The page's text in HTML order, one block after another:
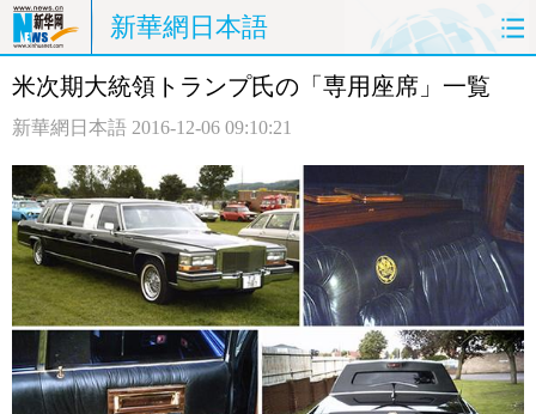
新華網日本語
ホームページ 政治 経済
観光 評論 写真
中日対訳
米次期大統領トランプ氏の「専用座席」一覧
新華網日本語 2016-12-06 09:10:21